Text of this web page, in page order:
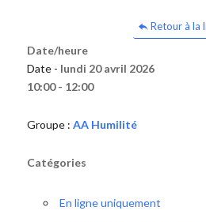
Retour à la
Date/heure
Date - lundi 20 avril 2026
10:00 - 12:00
Groupe : AA Humilité
Catégories
En ligne uniquement